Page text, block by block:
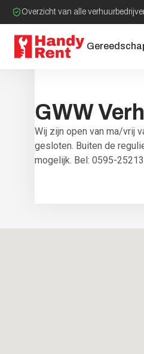
Overzicht van alle
GWW
Wij zijn open van ma/vrij
gesloten. Buiten de
mogelijk. Bel: 0595-
Morgen gesloten